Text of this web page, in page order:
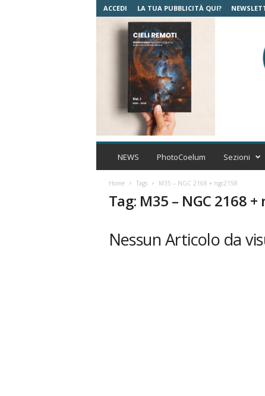
ACCEDI LA TUA PUBBLICITÀ QUI?
C
m
t
NEWS PhotoCoelum Sezioni
Home Tags M35 – NGC 2168 + ngc2158
Tag: M35 – NGC 2168 +
Nessun Articolo da